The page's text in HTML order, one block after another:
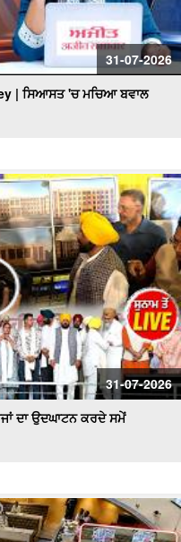
31-07-2026
| ਸਿਆਸਤ 'ਚ ਮਚਿਆ ਬਵਾਲ
31-07-2026
ਦਾ ਉਦਘਾਟਨ ਕਰਦੇ ਸਮੇਂ